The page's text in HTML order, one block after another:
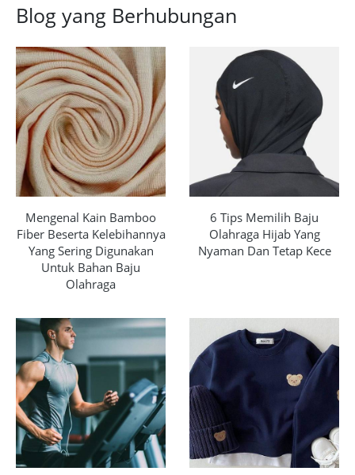
Blog yang Berhubungan
Mengenal Kain Bamboo
Fiber Beserta Kelebihannya
Yang Sering Digunakan
Untuk Bahan Baju
Olahraga
6 Tips Memilih Baju
Olahraga Hijab Yang
Nyaman Dan Tetap Kece